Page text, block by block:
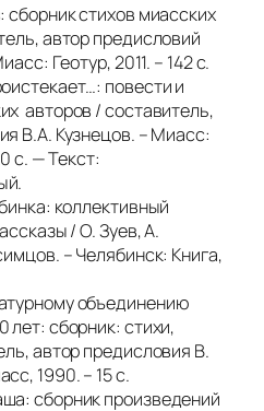
сборник стихов миасских
автор предисловий
Геотур, 2011. – 142 с.
повести и
авторов / составитель,
В.А. Кузнецов. – Миасс:
с. — Текст:
коллективный
/ О. Зуев, А.
– Челябинск: Книга,
объединению
лет: сборник: стихи,
автор предисловия В.
1990. – 15 с.
сборник произведений